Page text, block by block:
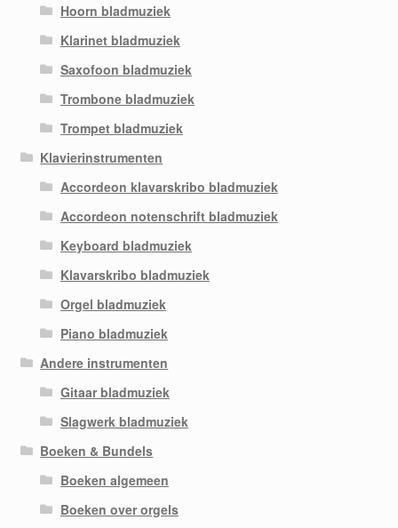
Hoorn bladmuziek
Klarinet bladmuziek
Saxofoon bladmuziek
Trombone bladmuziek
Trompet bladmuziek
Klavierinstrumenten
Accordeon klavarskribo bladmuziek
Accordeon notenschrift bladmuziek
Keyboard bladmuziek
Klavarskribo bladmuziek
Orgel bladmuziek
Piano bladmuziek
Andere instrumenten
Gitaar bladmuziek
Slagwerk bladmuziek
Boeken & Bundels
Boeken algemeen
Boeken over orgels